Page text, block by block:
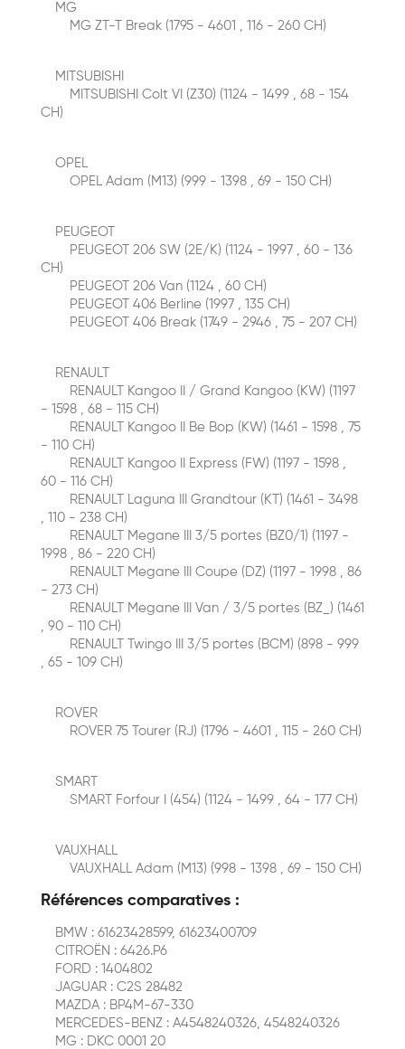
MG
MG ZT-T Break (1795 - 4601 , 116 - 260 CH)
MITSUBISHI
MITSUBISHI Colt VI (Z30) (1124 - 1499 , 68 - 154
CH)
OPEL
OPEL Adam (M13) (999 - 1398 , 69 - 150 CH)
PEUGEOT
PEUGEOT 206 SW (2E/K) (1124 - 1997 , 60 - 136
CH)
PEUGEOT 206 Van (1124 , 60 CH)
PEUGEOT 406 Berline (1997 , 135 CH)
PEUGEOT 406 Break (1749 - 2946 , 75 - 207 CH)
RENAULT
RENAULT Kangoo II / Grand Kangoo (KW) (1197
- 1598 , 68 - 115 CH)
RENAULT Kangoo II Be Bop (KW) (1461 - 1598 , 75
- 110 CH)
RENAULT Kangoo II Express (FW) (1197 - 1598 ,
60 - 116 CH)
RENAULT Laguna III Grandtour (KT) (1461 - 3498
, 110 - 238 CH)
RENAULT Megane III 3/5 portes (BZ0/1) (1197 -
1998 , 86 - 220 CH)
RENAULT Megane III Coupe (DZ) (1197 - 1998 , 86
- 273 CH)
RENAULT Megane III Van / 3/5 portes (BZ_) (1461
, 90 - 110 CH)
RENAULT Twingo III 3/5 portes (BCM) (898 - 999
, 65 - 109 CH)
ROVER
ROVER 75 Tourer (RJ) (1796 - 4601 , 115 - 260 CH)
SMART
SMART Forfour I (454) (1124 - 1499 , 64 - 177 CH)
VAUXHALL
VAUXHALL Adam (M13) (998 - 1398 , 69 - 150 CH)
Références comparatives :
BMW : 61623428599, 61623400709
CITROËN : 6426.P6
FORD : 1404802
JAGUAR : C2S 28482
MAZDA : BP4M-67-330
MERCEDES-BENZ : A4548240326, 4548240326
MG : DKC 0001 20